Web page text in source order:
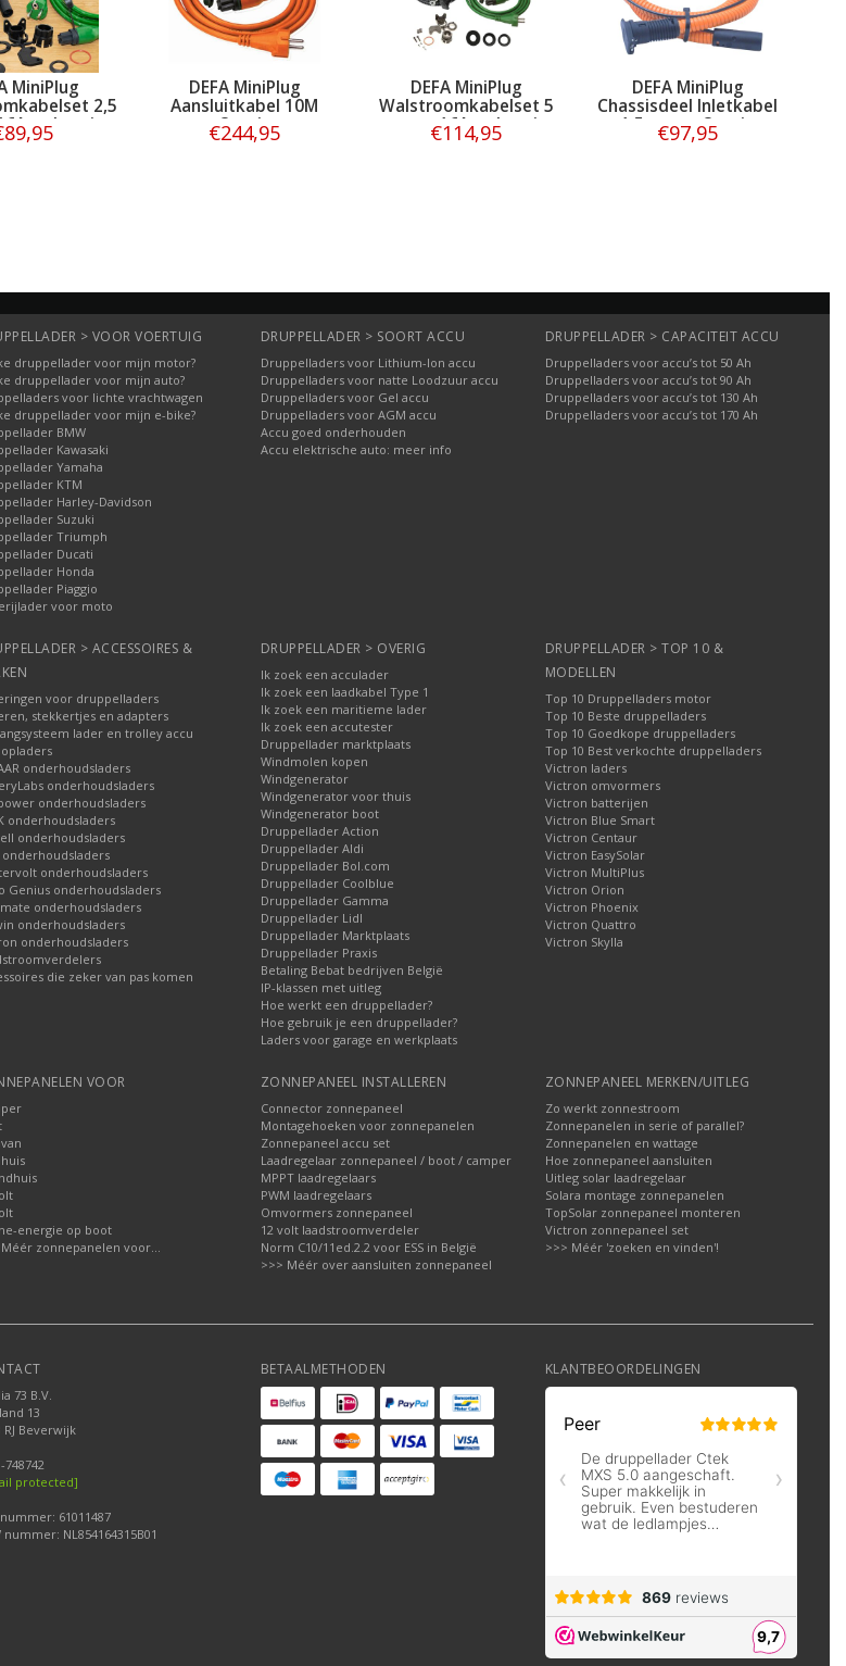
MiniPlug
2,5
+ chassis
DEFA MiniPlug
Aansluitkabel 10M
Oranje
€244,95
DEFA MiniPlug
Walstroomkabelset 5
meter 16A + chassis
€114,95
DEFA MiniPlug
Chassisdeel Inletkabel
1,5 meter Oranje
€97,95
> VOOR VOERTUIG
druppellader voor mijn motor?
druppellader voor mijn auto?
voor lichte vrachtwagen
druppellader voor mijn e-bike?
BMW
Kawasaki
Yamaha
KTM
Harley-Davidson
Suzuki
Triumph
Ducati
Honda
Piaggio
voor moto
DRUPPELLADER > SOORT ACCU
Druppelladers voor Lithium-Ion accu
Druppelladers voor natte Loodzuur accu
Druppelladers voor Gel accu
Druppelladers voor AGM accu
Accu goed onderhouden
Accu elektrische auto: meer info
DRUPPELLADER > CAPACITEIT ACCU
Druppelladers voor accu’s tot 50 Ah
Druppelladers voor accu’s tot 90 Ah
Druppelladers voor accu’s tot 130 Ah
Druppelladers voor accu’s tot 170 Ah
> ACCESSOIRES &
voor druppelladers
stekkertjes en adapters
lader en trolley accu
opladers
onderhoudsladers
onderhoudsladers
onderhoudsladers
onderhoudsladers
onderhoudsladers
onderhoudsladers
onderhoudsladers
Genius onderhoudsladers
onderhoudsladers
onderhoudsladers
onderhoudsladers
die zeker van pas komen
DRUPPELLADER > OVERIG
Ik zoek een acculader
Ik zoek een laadkabel Type 1
Ik zoek een maritieme lader
Ik zoek een accutester
Druppellader marktplaats
Windmolen kopen
Windgenerator
Windgenerator voor thuis
Windgenerator boot
Druppellader Action
Druppellader Aldi
Druppellader Bol.com
Druppellader Coolblue
Druppellader Gamma
Druppellader Lidl
Druppellader Marktplaats
Druppellader Praxis
Betaling Bebat bedrijven België
IP-klassen met uitleg
Hoe werkt een druppellader?
Hoe gebruik je een druppellader?
Laders voor garage en werkplaats
DRUPPELLADER > TOP 10 &
MODELLEN
Top 10 Druppelladers motor
Top 10 Beste druppelladers
Top 10 Goedkope druppelladers
Top 10 Best verkochte druppelladers
Victron laders
Victron omvormers
Victron batterijen
Victron Blue Smart
Victron Centaur
Victron EasySolar
Victron MultiPlus
Victron Orion
Victron Phoenix
Victron Quattro
Victron Skylla
VOOR
energie op boot
zonnepanelen voor...
ZONNEPANEEL INSTALLEREN
Connector zonnepaneel
Montagehoeken voor zonnepanelen
Zonnepaneel accu set
Laadregelaar zonnepaneel / boot / camper
MPPT laadregelaars
PWM laadregelaars
Omvormers zonnepaneel
12 volt laadstroomverdeler
Norm C10/11ed.2.2 voor ESS in België
>>> Méér over aansluiten zonnepaneel
ZONNEPANEEL MERKEN/UITLEG
Zo werkt zonnestroom
Zonnepanelen in serie of parallel?
Zonnepanelen en wattage
Hoe zonnepaneel aansluiten
Uitleg solar laadregelaar
Solara montage zonnepanelen
TopSolar zonnepaneel monteren
Victron zonnepaneel set
>>> Méér 'zoeken en vinden'!
73 B.V.
13
RJ Beverwijk
748742
protected]
61011487
nummer: NL854164315B01
BETAALMETHODEN KLANTBEOORDELINGEN